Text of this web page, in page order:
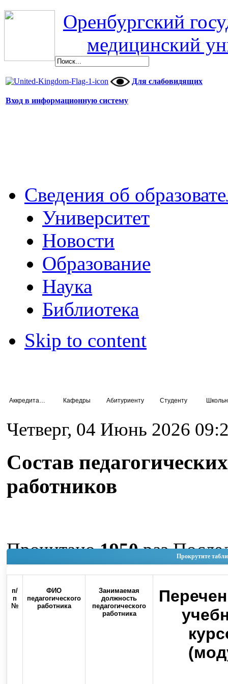
Оренбургский
медицинский
Для слабовидящих
Вход в информационную систему
Сведения об
Университет
Новости
Образование
Наука
Библиотека
Skip to content
Кафедры Абитуриенту Студенту
Четверг, 04 Июнь 2026
Состав педагогических
работников
Прокрутите
п/
п
№
ФИО
педагогического
работника
Занимаемая
должность
педагогического
работника
Прочитано1950раз
изменение Четверг, 04
11:39
Наверх